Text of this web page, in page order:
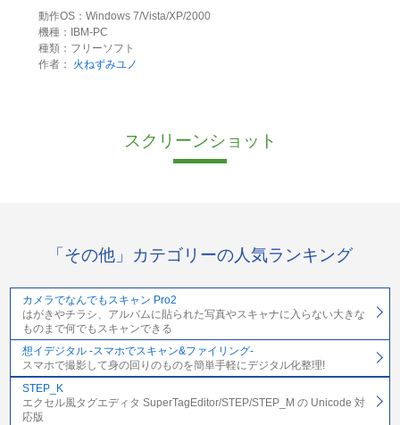
動作OS：Windows 7/Vista/XP/2000
機種：IBM-PC
種類：フリーソフト
作者：
火ねずみユノ
スクリーンショット
「その他」カテゴリーの人気ランキング
カメラでなんでもスキャン Pro2
はがきやチラシ、アルバムに貼られた写真やスキャナに入らない大きな
ものまで何でもスキャンできる
想イデジタル -スマホでスキャン&ファイリング-
スマホで撮影して身の回りのものを簡単手軽にデジタル化整理!
STEP_K
エクセル風タグエディタ SuperTagEditor/STEP/STEP_M の Unicode 対
応版